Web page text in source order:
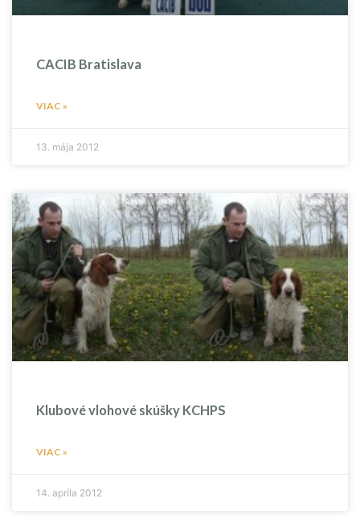
CACIB Bratislava
VIAC »
13. mája 2012
Klubové vlohové skúšky KCHPS
VIAC »
14. apríla 2012